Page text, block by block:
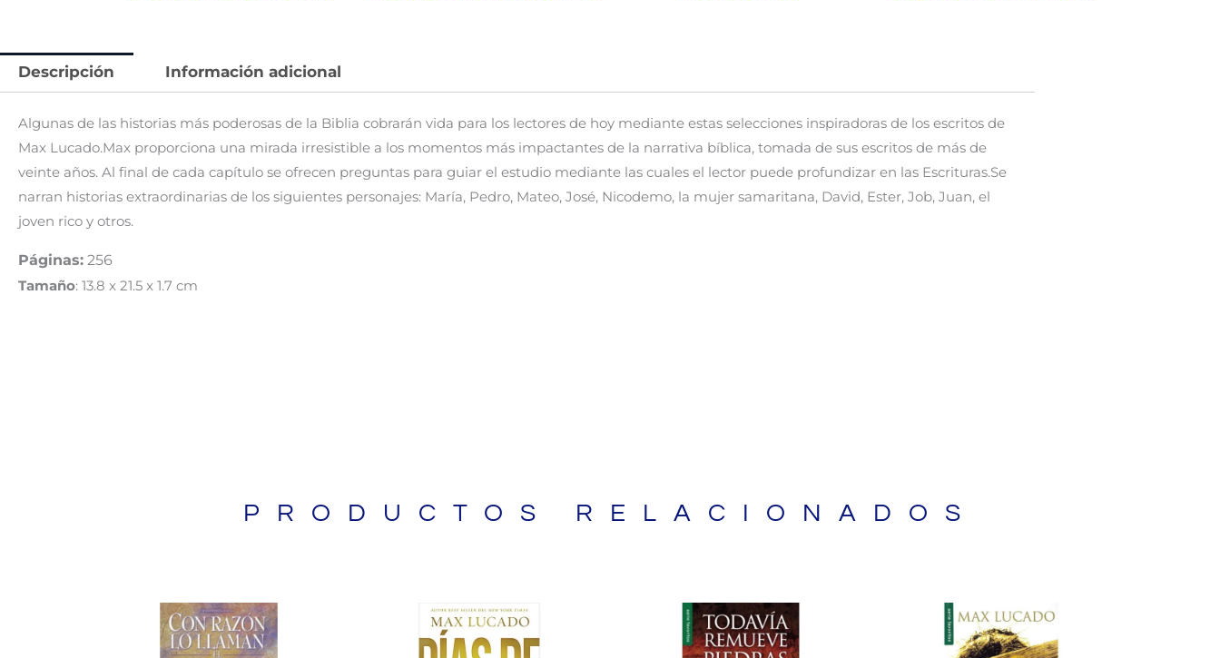
Descripción Información adicional
Algunas de las historias más poderosas de la Biblia cobrarán vida para los lectores de hoy mediante estas selecciones inspiradoras de los escritos de
Max Lucado.Max proporciona una mirada irresistible a los momentos más impactantes de la narrativa bíblica, tomada de sus escritos de más de
veinte años. Al final de cada capítulo se ofrecen preguntas para guiar el estudio mediante las cuales el lector puede profundizar en las Escrituras.Se
narran historias extraordinarias de los siguientes personajes: María, Pedro, Mateo, José, Nicodemo, la mujer samaritana, David, Ester, Job, Juan, el
joven rico y otros.
Páginas: 256
Tamaño: 13.8 x 21.5 x 1.7 cm
PRODUCTOS RELACIONADOS